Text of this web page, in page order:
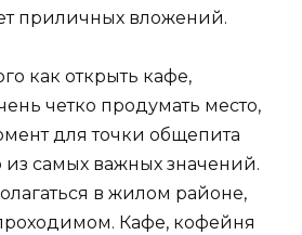
приличных вложений.
как открыть кафе,
четко продумать место,
для точки общепита
из самых важных значений.
в жилом районе,
Кафе, кофейня